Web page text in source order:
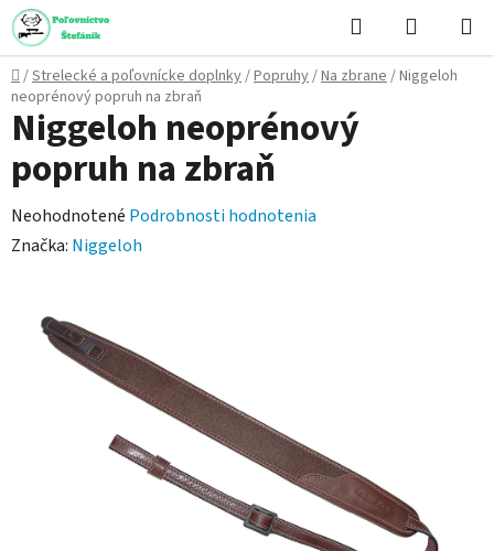
Prejsť
na
obsah
Hľadať
KOŠÍK
Domov
/Strelecké a poľovnícke doplnky/Popruhy/Na zbrane/Niggeloh
neoprénový popruh na zbraň
Niggeloh neoprénový
popruh na zbraň
Priemerné
hodnotenie
Neohodnotené Podrobnosti hodnotenia
Značka: Niggeloh